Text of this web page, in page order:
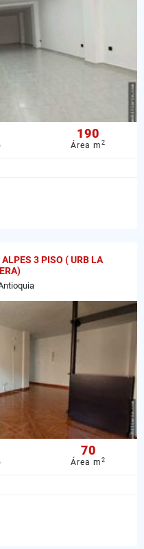
190
Área m2
3 PISO ( URB LA
70
Área m2